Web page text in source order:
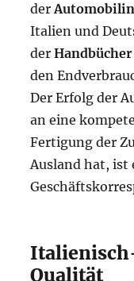
der
Italien und
der Handbücher
den
Der Erfolg der
an eine
Fertigung der
Ausland hat, ist
Qualität